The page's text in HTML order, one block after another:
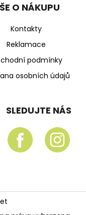
O NÁKUPU
Kontakty
Reklamace
podmínky
osobních údajů
SLEDUJTE NÁS